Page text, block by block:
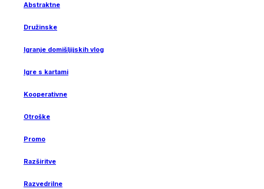
Abstraktne
Družinske
Igranje domišljijskih vlog
Igre s kartami
Kooperativne
Otroške
Promo
Razširitve
Razvedrilne